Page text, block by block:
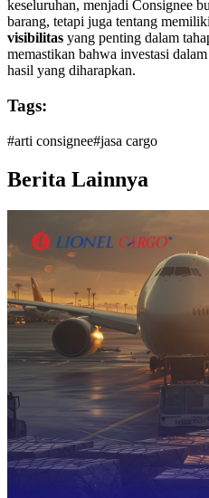
keseluruhan, menjadi Consignee
barang, tetapi juga tentang memiliki
visibilitas yang penting dalam
memastikan bahwa investasi
hasil yang diharapkan.
Tags:
#arti consignee#jasa cargo
Berita Lainnya